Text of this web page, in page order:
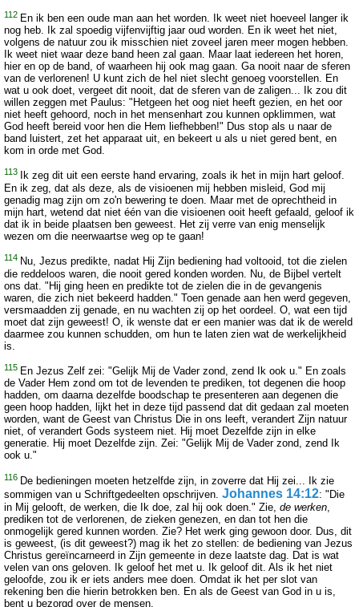
112 En ik ben een oude man aan het worden. Ik weet niet hoeveel langer ik
nog heb. Ik zal spoedig vijfenvijftig jaar oud worden. En ik weet het niet,
volgens de natuur zou ik misschien niet zoveel jaren meer mogen hebben.
Ik weet niet waar deze band heen zal gaan. Maar laat iedereen het horen,
hier en op de band, of waarheen hij ook mag gaan. Ga nooit naar de sferen
van de verlorenen! U kunt zich de hel niet slecht genoeg voorstellen. En
wat u ook doet, vergeet dit nooit, dat de sferen van de zaligen... Ik zou dit
willen zeggen met Paulus: "Hetgeen het oog niet heeft gezien, en het oor
niet heeft gehoord, noch in het mensenhart zou kunnen opklimmen, wat
God heeft bereid voor hen die Hem liefhebben!" Dus stop als u naar de
band luistert, zet het apparaat uit, en bekeert u als u niet gered bent, en
kom in orde met God.
113
Ik zeg dit uit een eerste hand ervaring, zoals ik het in mijn hart geloof.
En ik zeg, dat als deze, als de visioenen mij hebben misleid, God mij
genadig mag zijn om zo'n bewering te doen. Maar met de oprechtheid in
mijn hart, wetend dat niet één van die visioenen ooit heeft gefaald, geloof ik
dat ik in beide plaatsen ben geweest. Het zij verre van enig menselijk
wezen om die neerwaartse weg op te gaan!
114 Nu, Jezus predikte, nadat Hij Zijn bediening had voltooid, tot die zielen
die reddeloos waren, die nooit gered konden worden. Nu, de Bijbel vertelt
ons dat. "Hij ging heen en predikte tot de zielen die in de gevangenis
waren, die zich niet bekeerd hadden." Toen genade aan hen werd gegeven,
versmaadden zij genade, en nu wachten zij op het oordeel. O, wat een tijd
moet dat zijn geweest! O, ik wenste dat er een manier was dat ik de wereld
daarmee zou kunnen schudden, om hun te laten zien wat de werkelijkheid
is.
115 En Jezus Zelf zei: "Gelijk Mij de Vader zond, zend Ik ook u." En zoals
de Vader Hem zond om tot de levenden te prediken, tot degenen die hoop
hadden, om daarna dezelfde boodschap te presenteren aan degenen die
geen hoop hadden, lijkt het in deze tijd passend dat dit gedaan zal moeten
worden, want de Geest van Christus Die in ons leeft, verandert Zijn natuur
niet, of verandert Gods systeem niet. Hij moet Dezelfde zijn in elke
generatie. Hij moet Dezelfde zijn. Zei: "Gelijk Mij de Vader zond, zend Ik
ook u."
116 De bedieningen moeten hetzelfde zijn, in zoverre dat Hij zei... Ik zie
sommigen van u Schriftgedeelten opschrijven. Johannes 14:12: "Die
in Mij gelooft, de werken, die Ik doe, zal hij ook doen." Zie, de werken,
prediken tot de verlorenen, de zieken genezen, en dan tot hen die
onmogelijk gered kunnen worden. Zie? Het werk ging gewoon door. Dus, dit
is geweest, (is dit geweest?) mag ik het zo stellen: de bediening van Jezus
Christus gereïncarneerd in Zijn gemeente in deze laatste dag. Dat is wat
velen van ons geloven. Ik geloof het met u. Ik geloof dit. Als ik het niet
geloofde, zou ik er iets anders mee doen. Omdat ik het per slot van
rekening ben die hierin betrokken ben. En als de Geest van God in u is,
bent u bezorgd over de mensen.